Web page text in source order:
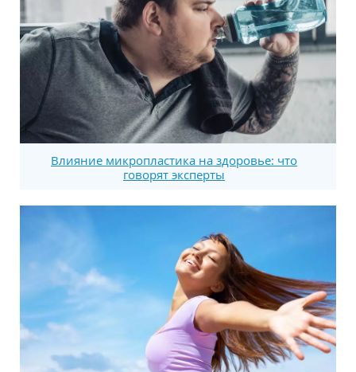
Влияние микропластика на здоровье: что
говорят эксперты